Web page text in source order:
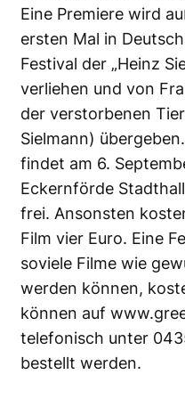
Eine Premiere wird
ersten Mal in
Festival der „Heinz
verliehen und von
der verstorbenen
Sielmann)
findet am 6.
Eckernförde
frei. Ansonsten
Film vier Euro. Eine
soviele Filme wie
werden können,
können auf
telefonisch unter
bestellt werden.